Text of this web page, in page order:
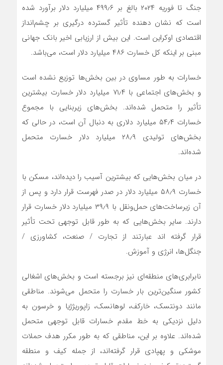
جنگ تا فوریه ۲۰۲۴ بالغ بر ۴۹۹٫۶ میلیارد دلار برآورد شده
است که نشان دهنده تأثیر گسترده درگیری بر چشم‌انداز
اقتصادی اوکراین است. این بیش از ارزیابی اخیر بانک جهانی
مبنی بر اینکه کل خسارت ۴۸۶ میلیارد دلار است، می‌باشد.
خسارات به طور مساوی در بین بخش‌ها توزیع نشده است
و بخش‌های اجتماعی با ۷۱٫۴ میلیارد دلار خسارت بیشترین
تأثیر را متحمل شده‌اند. بخش‌های زیربنایی با مجموع
خسارات ۵۴٫۴ میلیارد دلاری به دنبال آن است، در حالی که
بخش‌های تولیدی ۲۸٫۹ میلیارد دلار خسارت متحمل
شده‌اند.
در میان بخش‌هایی که بیشترین آسیب را دیده‌اند، مسکن با
خسارت ۵۸٫۹ میلیارد دلار در صدر فهرست قرار دارد و پس از
آن زیرساخت‌های حمل‌ونقل با ۳۹٫۹ میلیارد دلار خسارت قرار
دارند. سایر بخش‌هایی که به طور قابل توجهی تحت تأثیر
قرار گرفته اند عبارتند از تجارت / صنعت، کشاورزی /
جنگل‌ها، انرژی و آموزش.
نابرابری‌های منطقه‌ای نیز برجسته است و بخش‌های اشغالی
کشور سنگین‌ترین بار خسارت را متحمل می‌شوند. مناطقی
مانند دونتسک، خارکف، لوهانسک، زاپوریژژیا و خرسون به
دلیل نزدیکی به خط مقدم خسارات قابل توجهی متحمل
شده‌اند. علاوه بر این، مناطقی که به طور مکرر هدف حملات
موشکی و پهپادی قرار گرفته‌اند، از جمله کیف و منطقه